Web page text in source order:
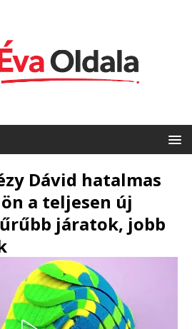
Dávid hatalmas
a teljesen új
járatok, jobb